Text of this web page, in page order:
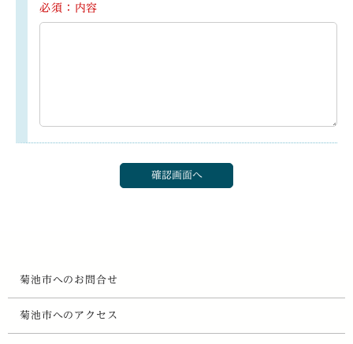
必須：内容
菊池市へのお問合せ
菊池市へのアクセス